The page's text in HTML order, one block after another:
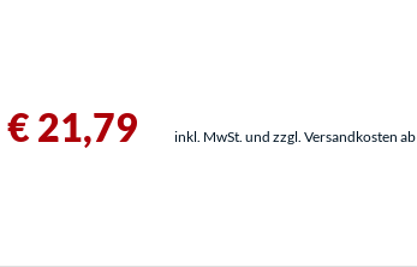
€ 21,79 inkl. MwSt. und zzgl. Versandkosten ab